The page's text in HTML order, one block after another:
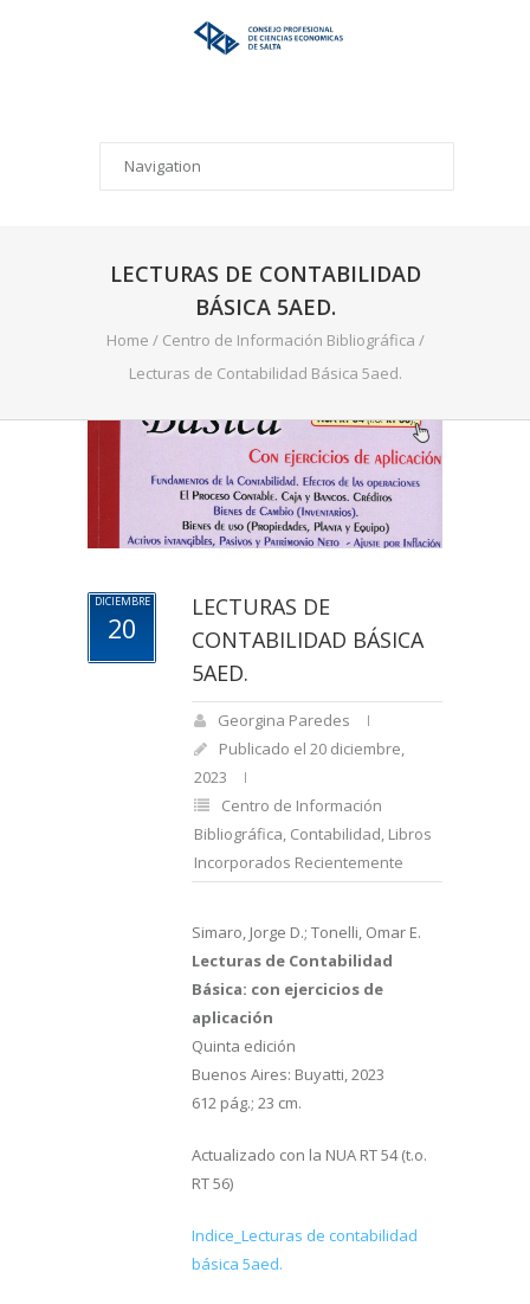
LECTURAS DE CONTABILIDAD
BÁSICA 5AED.
Home / Centro de Información Bibliográfica /
Lecturas de Contabilidad Básica 5aed.
DICIEMBRE
20
LECTURAS DE
CONTABILIDAD BÁSICA
5AED.
Georgina Paredes
Publicado el 20 diciembre,
2023
Centro de Información
Bibliográfica, Contabilidad, Libros
Incorporados Recientemente
Simaro, Jorge D.; Tonelli, Omar E.
Lecturas de Contabilidad
Básica: con ejercicios de
aplicación
Quinta edición
Buenos Aires: Buyatti, 2023
612 pág.; 23 cm.
Actualizado con la NUA RT 54 (t.o.
RT 56)
Indice_Lecturas de contabilidad
básica 5aed.